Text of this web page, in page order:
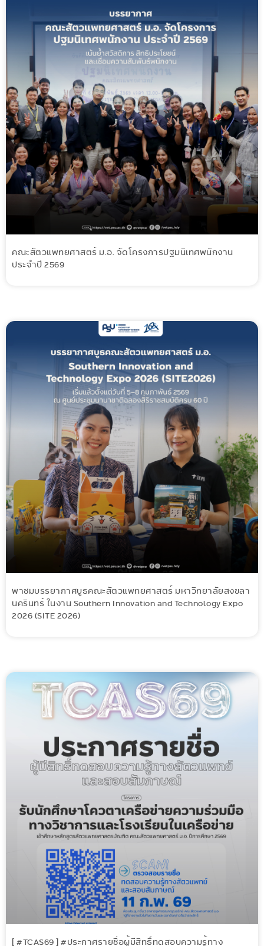
คณะสัตวแพทยศาสตร์ ม.อ. จัดโครงการปฐมนิเทศพนักงาน
ประจำปี 2569
พาชมบรรยากาศบูธคณะสัตวแพทยศาสตร์ มหาวิทยาลัยสงขลา
นครินทร์ ในงาน Southern Innovation and Technology Expo
2026 (SITE 2026)
[ #TCAS69 ] #ประกาศรายชื่อผู้มีสิทธิ์ทดสอบความรู้ทาง